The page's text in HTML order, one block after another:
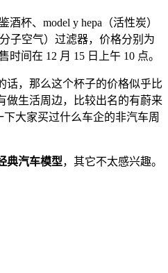
酒杯、model y hepa（活性炭）
子空气）过滤器，价格分别为
时间在 12 月 15 日上午 10 点。
话，那么这个杯子的价格似乎比
做生活周边，比较出名的有蔚来
大家买过什么车企的非汽车周
典汽车模型，其它不太感兴趣。